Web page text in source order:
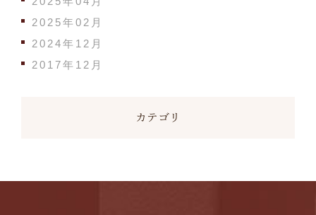
2025年02月
2024年12月
2017年12月
カテゴリ